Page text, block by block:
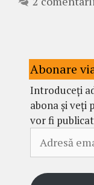
Abonare
Introduceți
abona și veți
vor fi
email